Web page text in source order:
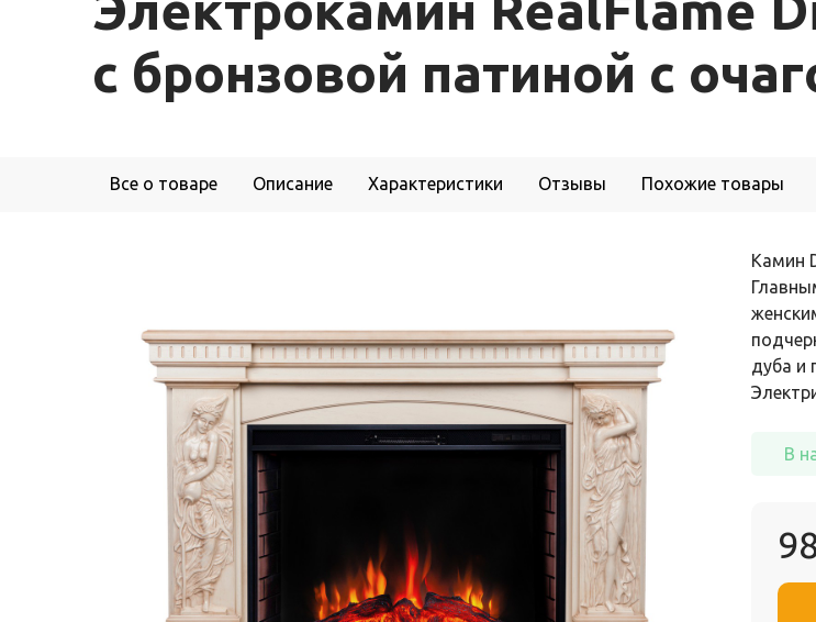
с бронзовой патиной с
Все о товаре Описание Характеристики Отзывы Похожие товары
Камин
дуба и
В